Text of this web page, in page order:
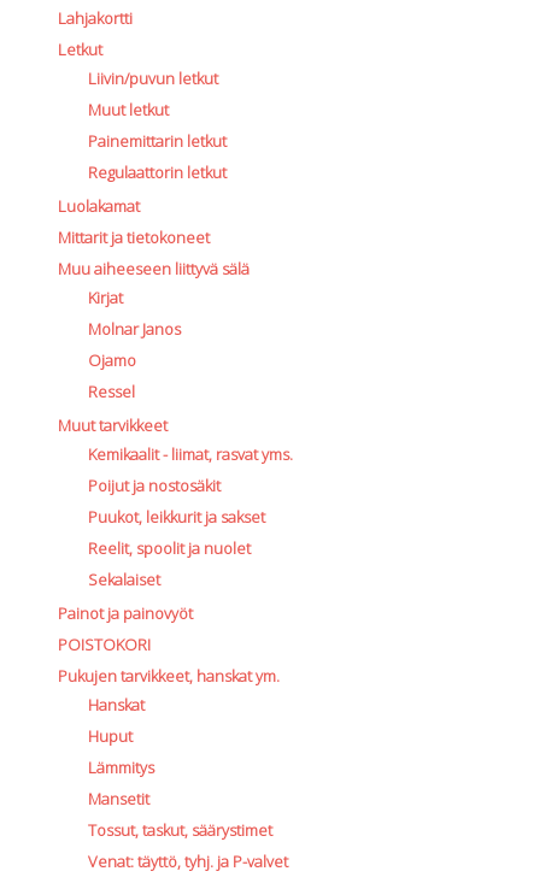
Lahjakortti
Letkut
Liivin/puvun letkut
Muut letkut
Painemittarin letkut
Regulaattorin letkut
Luolakamat
Mittarit ja tietokoneet
Muu aiheeseen liittyvä sälä
Kirjat
Molnar Janos
Ojamo
Ressel
Muut tarvikkeet
Kemikaalit - liimat, rasvat yms.
Poijut ja nostosäkit
Puukot, leikkurit ja sakset
Reelit, spoolit ja nuolet
Sekalaiset
Painot ja painovyöt
POISTOKORI
Pukujen tarvikkeet, hanskat ym.
Hanskat
Huput
Lämmitys
Mansetit
Tossut, taskut, säärystimet
Venat: täyttö, tyhj. ja P-valvet